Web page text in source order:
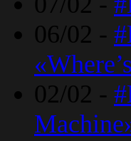
06/02 -
02/02 -